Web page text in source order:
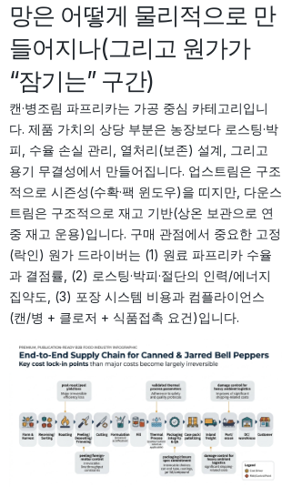
망은 어떻게 물리적으로 만
들어지나(그리고 원가가
“잠기는” 구간)
캔·병조림 파프리카는 가공 중심 카테고리입니
다. 제품 가치의 상당 부분은 농장보다 로스팅·박
피, 수율 손실 관리, 열처리(보존) 설계, 그리고
용기 무결성에서 만들어집니다. 업스트림은 구조
적으로 시즌성(수확·팩 윈도우)을 띠지만, 다운스
트림은 구조적으로 재고 기반(상온 보관으로 연
중 재고 운용)입니다. 구매 관점에서 중요한 고정
(락인) 원가 드라이버는 (1) 원료 파프리카 수율
과 결점률, (2) 로스팅·박피·절단의 인력/에너지
집약도, (3) 포장 시스템 비용과 컴플라이언스
(캔/병 + 클로저 + 식품접촉 요건)입니다.